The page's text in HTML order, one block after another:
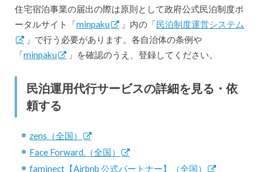
住宅宿泊事業の届出の際は原則として政府公式民泊制度ポ
ータルサイト「minpaku 」内の「民泊制度運営システム
」で行う必要があります。各自治体の条例や
「minpaku 」を確認のうえ、登録してください。
民泊運用代行サービスの詳細を見る・依
頼する
zens（全国）
Face Forward.（全国）
faminect【Airbnb 公式パートナー】（全国）